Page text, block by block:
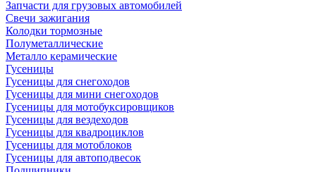
Запчасти для грузовых автомобилей
Свечи зажигания
Колодки тормозные
Полуметаллические
Металло керамические
Гусеницы
Гусеницы для снегоходов
Гусеницы для мини снегоходов
Гусеницы для мотобуксировщиков
Гусеницы для вездеходов
Гусеницы для квадроциклов
Гусеницы для мотоблоков
Гусеницы для автоподвесок